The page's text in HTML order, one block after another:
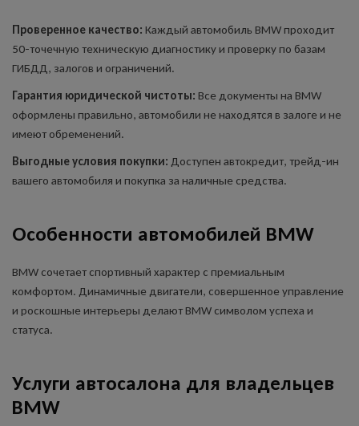
Проверенное качество: Каждый автомобиль BMW проходит
50-точечную техническую диагностику и проверку по базам
ГИБДД, залогов и ограничений.
Гарантия юридической чистоты: Все документы на BMW
оформлены правильно, автомобили не находятся в залоге и не
имеют обременений.
Выгодные условия покупки: Доступен автокредит, трейд-ин
вашего автомобиля и покупка за наличные средства.
Особенности автомобилей BMW
BMW сочетает спортивный характер с премиальным
комфортом. Динамичные двигатели, совершенное управление
и роскошные интерьеры делают BMW символом успеха и
статуса.
Услуги автосалона для владельцев
BMW